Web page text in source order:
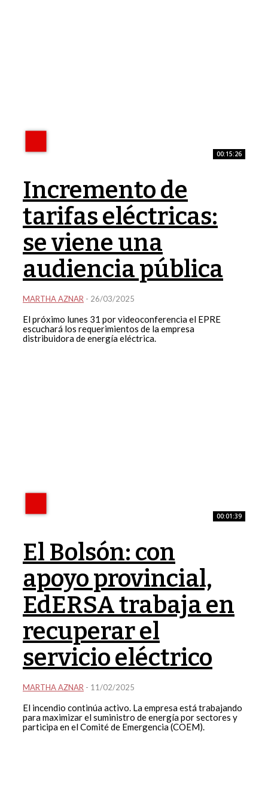
00:15:26
Incremento de
tarifas eléctricas:
se viene una
audiencia pública
MARTHA AZNAR - 26/03/2025
El próximo lunes 31 por videoconferencia el EPRE
escuchará los requerimientos de la empresa
distribuidora de energía eléctrica.
00:01:39
El Bolsón: con
apoyo provincial,
EdERSA trabaja en
recuperar el
servicio eléctrico
MARTHA AZNAR - 11/02/2025
El incendio continúa activo. La empresa está trabajando
para maximizar el suministro de energía por sectores y
participa en el Comité de Emergencia (COEM).